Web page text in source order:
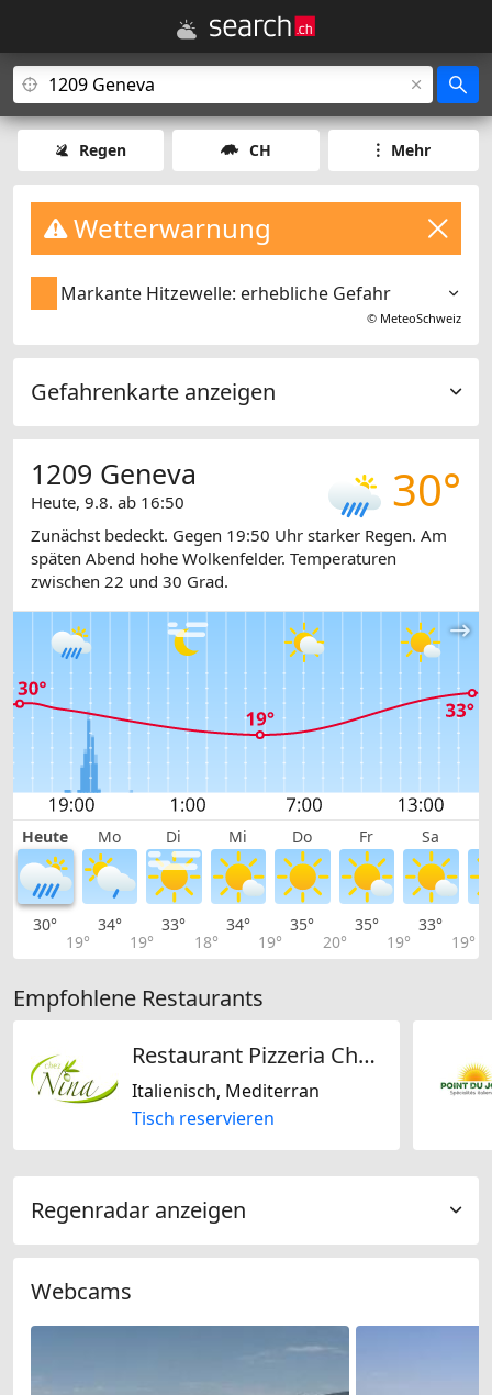
Regen CH Mehr
Wetterwarnung
Markante Hitzewelle: erhebliche Gefahr
© MeteoSchweiz
Gefahrenkarte anzeigen
30°
1209 Geneva
Heute, 9.8. ab 16:50
Zunächst bedeckt. Gegen 19:50 Uhr starker Regen. Am
späten Abend hohe Wolkenfelder. Temperaturen
zwischen 22 und 30 Grad.
Heute Mo Di Mi Do Fr Sa
30°
19°
34°
19°
33°
18°
34°
19°
35°
20°
35°
19°
33°
19°
Empfohlene Restaurants
Restaurant Pizzeria Chez Nina
Italienisch, Mediterran
Tisch reservieren
Regenradar anzeigen
Webcams